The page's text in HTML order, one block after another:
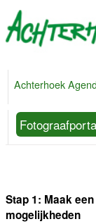
Achterhoek
Stap 1: Maak
mogelijkheden